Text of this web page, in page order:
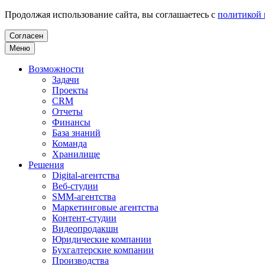
Продолжая использование сайта, вы соглашаетесь с политикой
Согласен
Меню
Возможности
Задачи
Проекты
CRM
Отчеты
Финансы
База знаний
Команда
Хранилище
Решения
Digital-агентства
Веб-студии
SMM-агентства
Маркетинговые агентства
Контент-студии
Видеопродакшн
Юридические компании
Бухгалтерские компании
Производства